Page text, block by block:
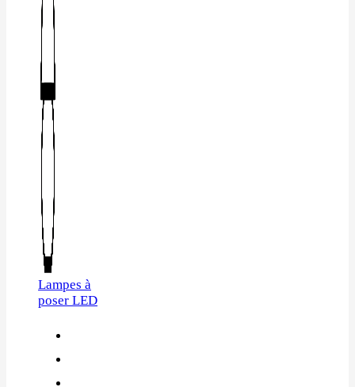
Lampes à
poser LED